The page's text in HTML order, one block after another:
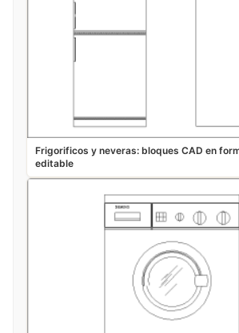
Frigorificos y neveras: bloques CAD en
editable